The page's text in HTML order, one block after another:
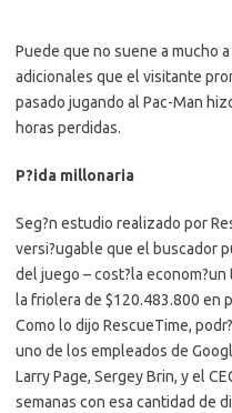
Puede que no suene a mucho
adicionales que el visitante
pasado jugando al Pac-Man
horas perdidas.
P?ida millonaria
Seg?n estudio realizado por
versi?ugable que el buscador
del juego – cost?la
la friolera de $120.483.800 en
Como lo dijo RescueTime,
uno de los empleados de
Larry Page, Sergey Brin, y el
semanas con esa cantidad de